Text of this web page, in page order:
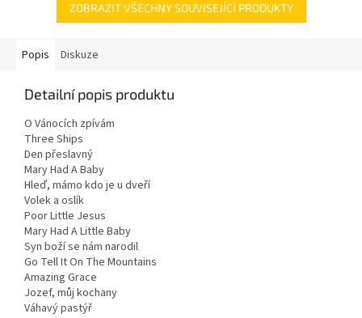
ZOBRAZIT VŠECHNY SOUVISEJÍCÍ PRODUKTY
Popis Diskuze
Detailní popis produktu
O Vánocích zpívám
Three Ships
Den přeslavný
Mary Had A Baby
Hleď, mámo kdo je u dveří
Volek a oslík
Poor Little Jesus
Mary Had A Little Baby
Syn boží se nám narodil
Go Tell It On The Mountains
Amazing Grace
Jozef, můj kochany
Váhavý pastýř